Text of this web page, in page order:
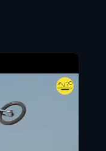
activer